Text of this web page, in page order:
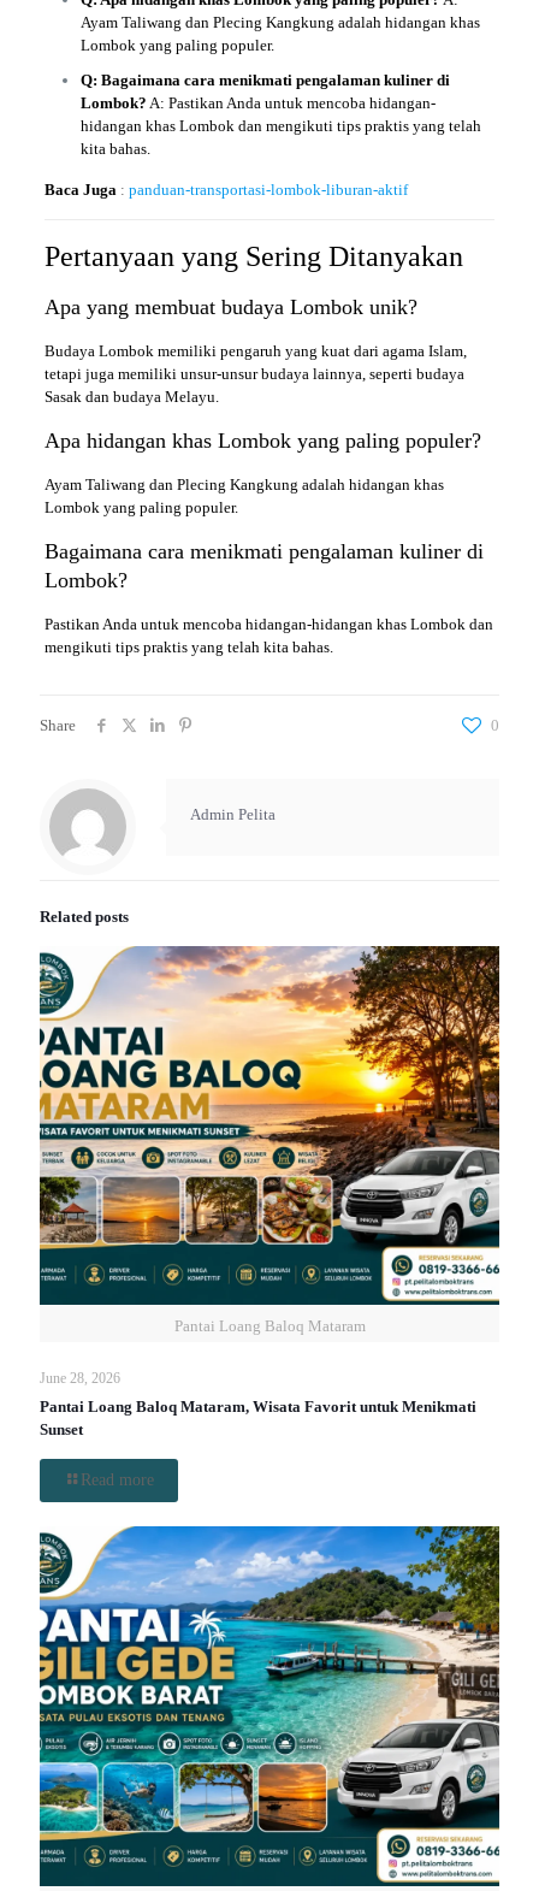
Ayam Taliwang dan Plecing Kangkung adalah hidangan khas
Lombok yang paling populer.
Q: Bagaimana cara menikmati pengalaman kuliner di
Lombok? A: Pastikan Anda untuk mencoba hidangan-
hidangan khas Lombok dan mengikuti tips praktis yang telah
kita bahas.
Baca Juga : panduan-transportasi-lombok-liburan-aktif
Pertanyaan yang Sering Ditanyakan
Apa yang membuat budaya Lombok unik?
Budaya Lombok memiliki pengaruh yang kuat dari agama Islam,
tetapi juga memiliki unsur-unsur budaya lainnya, seperti budaya
Sasak dan budaya Melayu.
Apa hidangan khas Lombok yang paling populer?
Ayam Taliwang dan Plecing Kangkung adalah hidangan khas
Lombok yang paling populer.
Bagaimana cara menikmati pengalaman kuliner di
Lombok?
Pastikan Anda untuk mencoba hidangan-hidangan khas Lombok dan
mengikuti tips praktis yang telah kita bahas.
Share 0
Admin Pelita
Related posts
Pantai Loang Baloq Mataram
June 28, 2026
Pantai Loang Baloq Mataram, Wisata Favorit untuk Menikmati
Sunset
Read more